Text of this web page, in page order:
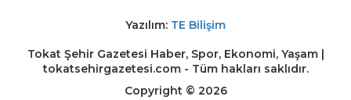
Yazılım: TE Bilişim
Tokat Şehir Gazetesi Haber, Spor, Ekonomi, Yaşam |
tokatsehirgazetesi.com - Tüm hakları saklıdır.
Copyright © 2026